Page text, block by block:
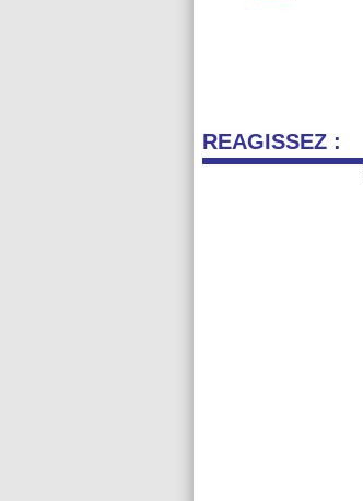
REAGISSEZ :